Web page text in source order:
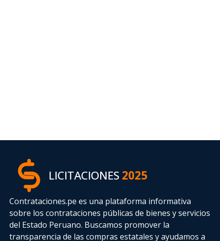
LICITACIONES2025
Contrataciones.pe es una plataforma informativa
sobre los contrataciones públicas de bienes y servicios
del Estado Peruano. Buscamos promover la
transparencia de las compras estatalesy ayudamos a